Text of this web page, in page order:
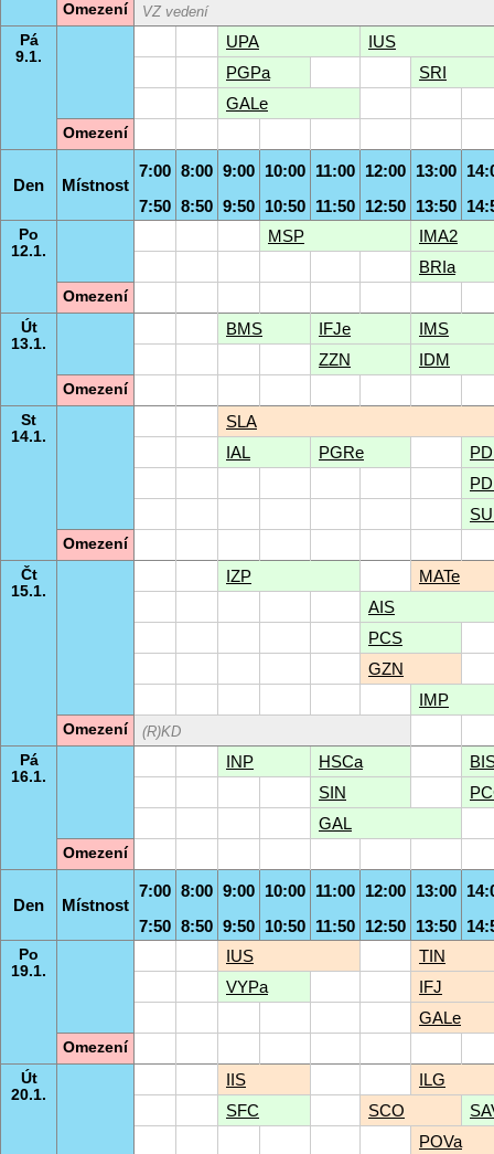
Omezení
VZ vedení
Pá
9.1.
UPA
IUS
PGPa
SRI
GALe
Omezení
Den Místnost
7:00 8:00 9:00 10:00 11:00 12:00 13:00
7:50 8:50 9:50 10:50 11:50 12:50 13:50
Po
12.1.
MSP
IMA2
BRIa
Omezení
Út
13.1.
BMS IFJe
IMS
ZZN
IDM
Omezení
St
14.1.
SLA
IAL
PGRe
Omezení
Čt
15.1.
IZP
MATe
AIS
PCS
GZN
IMP
Omezení
(R)KD
Pá
16.1.
INP HSCa
SIN
GAL
Omezení
Den Místnost
7:00 8:00 9:00 10:00 11:00 12:00 13:00
7:50 8:50 9:50 10:50 11:50 12:50 13:50
Po
19.1.
IUS
TIN
VYPa
IFJ
GALe
Omezení
Út
20.1.
IIS
ILG
SFC
SCO
POVa